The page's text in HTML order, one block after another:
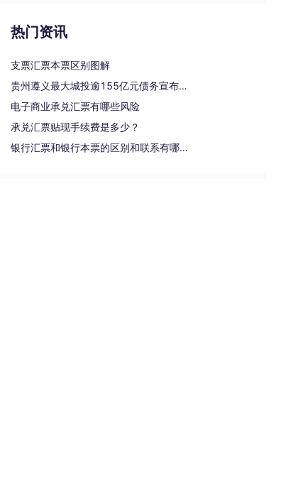
热门资讯
支票汇票本票区别图解
贵州遵义最大城投逾155亿元债务宣布重组
电子商业承兑汇票有哪些风险
承兑汇票贴现手续费是多少？
银行汇票和银行本票的区别和联系有哪些（一文读懂支票、本票和汇票的区别）